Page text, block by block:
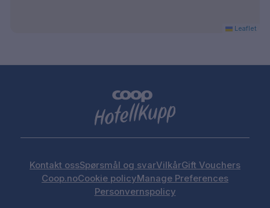
Leaflet
Kontakt ossSpørsmål og svarVilkårGift Vouchers
Coop.noCookie policyManage Preferences
Personvernspolicy